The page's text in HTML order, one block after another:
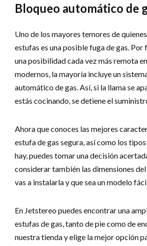
Bloqueo automático de
Uno de los mayores temores de
estufas es una posible fuga de gas. Por
una posibilidad cada vez más remota
modernos, la mayoría incluye un
automático de gas. Así, si la llama se
estás cocinando, se detiene el
Ahora que conoces las mejores
estufa de gas segura, así como los
hay, puedes tomar una decisión
considerar también las dimensiones
vas a instalarla y que sea un modelo
En Jetstereo puedes encontrar una
estufas de gas, tanto de pie como de
nuestra tienda y elige la mejor opción